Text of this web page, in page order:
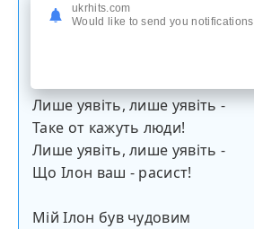
Шановний пане Ерол
Лише уявіть, лише уявіть -
Таке от кажуть люди!
Лише уявіть, лише уявіть -
Що Ілон ваш - расист!
Мій Ілон був чудовим
ukrhits.com
Would like to send you notifications